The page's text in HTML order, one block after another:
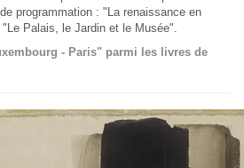
programmation : "La renaissance en
Palais, le Jardin et le Musée".
- Paris" parmi les livres de